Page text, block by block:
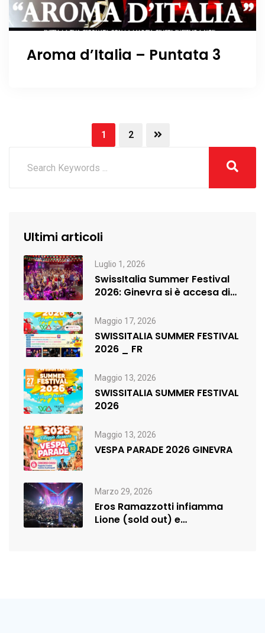
Aroma d’Italia – Puntata 3
1 2
Ultimi articoli
Luglio 1, 2026
SwissItalia Summer Festival
2026: Ginevra si è accesa di
Maggio 17, 2026
SWISSITALIA SUMMER FESTIVAL
2026 _ FR
Maggio 13, 2026
SWISSITALIA SUMMER FESTIVAL
2026
Maggio 13, 2026
VESPA PARADE 2026 GINEVRA
Marzo 29, 2026
Eros Ramazzotti infiamma
Lione (sold out) e